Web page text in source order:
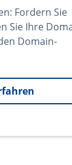
Fordern Sie
Sie Ihre
Domain-